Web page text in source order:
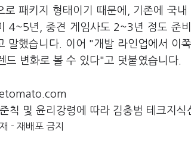
로 패키지 형태이기 때문에, 기존에 국
4~5년, 중견 게임사도 2~3년 정도 준
말했습니다. 이어 "개발 라인업에서 이
드 변화로 볼 수 있다"고 덧붙였습니다.
칙 및 윤리강령에 따라 김충범 테크지식
- 재배포 금지